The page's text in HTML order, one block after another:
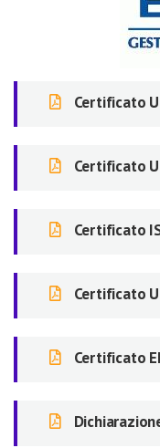
Certificato
Certificato
Certificato
Certificato
Certificato